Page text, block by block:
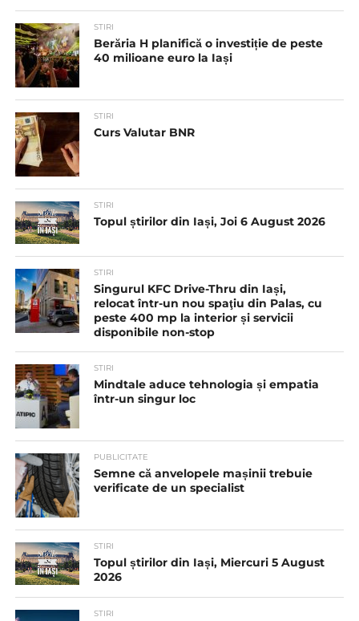
STIRI
Berăria H planifică o investiție de peste
40 milioane euro la Iași
STIRI
Curs Valutar BNR
STIRI
Topul știrilor din Iași, Joi 6 August 2026
STIRI
Singurul KFC Drive-Thru din Iași,
relocat într-un nou spaţiu din Palas, cu
peste 400 mp la interior și servicii
disponibile non-stop
STIRI
Mindtale aduce tehnologia și empatia
într-un singur loc
PUBLICITATE
Semne că anvelopele mașinii trebuie
verificate de un specialist
STIRI
Topul știrilor din Iași, Miercuri 5 August
2026
STIRI